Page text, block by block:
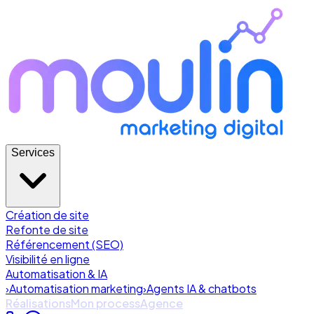
Services
Création de site
Refonte de site
Référencement (SEO)
Visibilité en ligne
Automatisation & IA
›Automatisation marketing›Agents IA & chatbots
RéalisationsMon processAgence